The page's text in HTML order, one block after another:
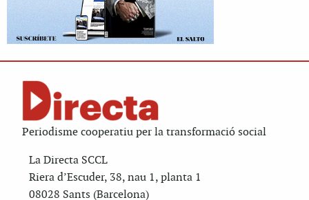
Periodisme cooperatiu per la transformació social
La Directa SCCL
Riera d’Escuder, 38, nau 1, planta 1
08028 Sants (Barcelona)